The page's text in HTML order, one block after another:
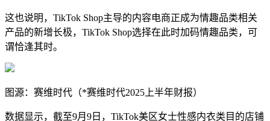
这也说明，TikTok Shop主导的内容电商正成为情趣品类相关
产品的新增长极，TikTok Shop选择在此时加码情趣品类，可
谓恰逢其时。
图源：赛维时代（*赛维时代2025上半年财报）
数据显示，截至9月9日，TikTok美区女士性感内衣类目的店铺